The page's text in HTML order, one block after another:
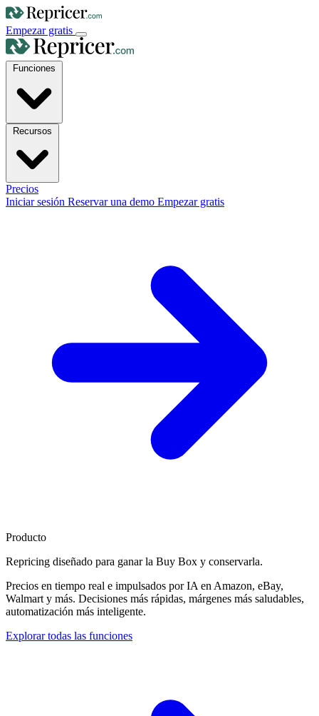
Empezar gratis
Precios
Iniciar sesión Reservar una demo Empezar gratis
Producto
Repricing diseñado para ganar la Buy Box y conservarla.
Precios en tiempo real e impulsados por IA en Amazon, eBay,
Walmart y más. Decisiones más rápidas, márgenes más saludables,
automatización más inteligente.
Explorar todas las funciones